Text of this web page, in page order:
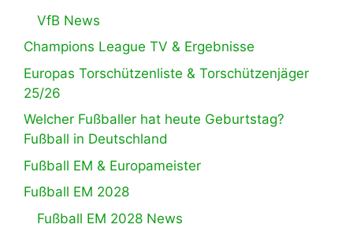
VfB News
Champions League TV & Ergebnisse
Europas Torschützenliste & Torschützenjäger
25/26
Welcher Fußballer hat heute Geburtstag?
Fußball in Deutschland
Fußball EM & Europameister
Fußball EM 2028
Fußball EM 2028 News